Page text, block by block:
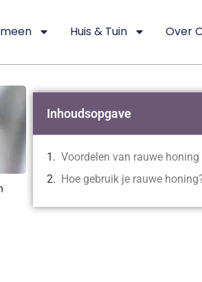
Huis & Tuin Over
Inhoudsopgave
Voordelen van rauwe honing
Hoe gebruik je rauwe